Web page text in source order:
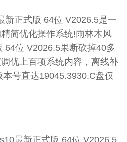
新正式版 64位 V2026.5是一
简优化操作系统!雨林木风
64位 V2026.5果断砍掉40多
优上百项系统内容，离线补
号直达19045.3930.C盘仅
最新正式版 64位 V2026.5